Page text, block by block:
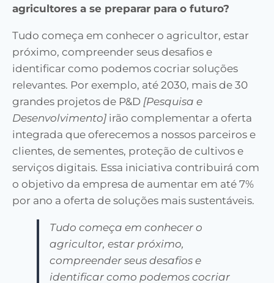
agricultores a se preparar para o futuro?
Tudo começa em conhecer o agricultor, estar
próximo, compreender seus desafios e
identificar como podemos cocriar soluções
relevantes. Por exemplo, até 2030, mais de 30
grandes projetos de P&D [Pesquisa e
Desenvolvimento] irão complementar a oferta
integrada que oferecemos a nossos parceiros e
clientes, de sementes, proteção de cultivos e
serviços digitais. Essa iniciativa contribuirá com
o objetivo da empresa de aumentar em até 7%
por ano a oferta de soluções mais sustentáveis.
Tudo começa em conhecer o
agricultor, estar próximo,
compreender seus desafios e
identificar como podemos cocriar